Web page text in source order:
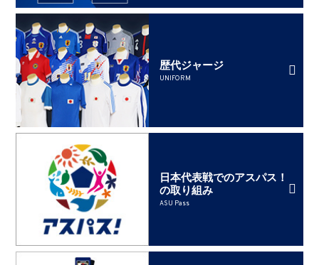
歴代ジャージ
UNIFORM
日本代表戦でのアスパス！
の取り組み
ASU Pass